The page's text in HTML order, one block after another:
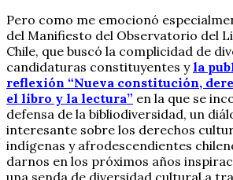
Pero como me emocionó
del Manifiesto del Observatorio del
Chile, que buscó la complicidad de
candidaturas constituyentes yla
reflexión “Nueva constitución,
el libro y la lectura” en la que se
defensa de la bibliodiversidad, un
interesante sobre los derechos
indígenas y afrodescendientes
darnos en los próximos años
una senda de diversidad cultural a